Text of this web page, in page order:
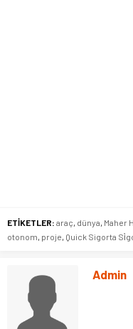
ETİKETLER: araç dünya Maher
otonom proje Quick Sigorta
Admin